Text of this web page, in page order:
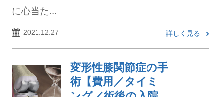
に心当た...
2021.12.27 詳しく見る
変形性膝関節症の手
術【費用／タイミ